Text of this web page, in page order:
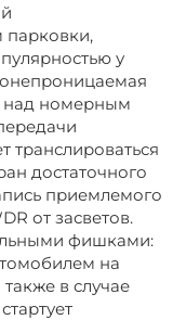
парковки,
у
над номерным
транслироваться
достаточного
приемлемого
от засветов.
фишками:
на
в случае